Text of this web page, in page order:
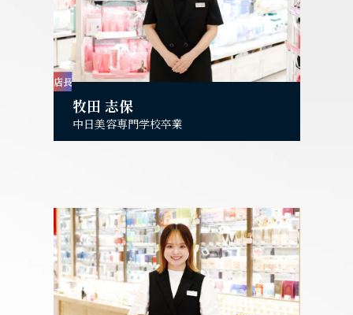
店長
牧田 志保
中日美容専門学校卒業